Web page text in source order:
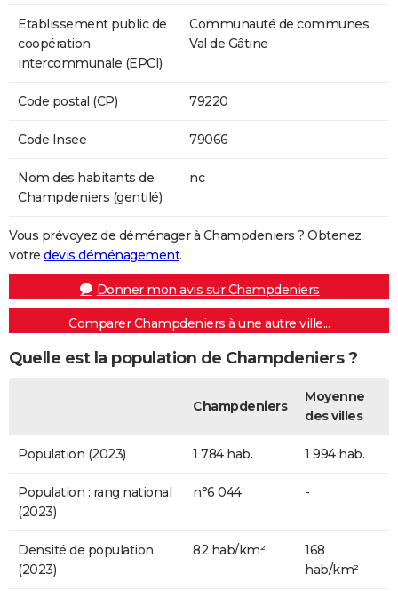
Etablissement public de
coopération
intercommunale (EPCI)
Communauté de communes
Val de Gâtine
Code postal (CP) 79220
Code Insee 79066
Nom des habitants de
Champdeniers (gentilé)
nc
Vous prévoyez de déménager à Champdeniers ? Obtenez
votre devis déménagement.
Donner mon avis sur Champdeniers
Comparer Champdeniers à une autre ville...
Quelle est la population de Champdeniers ?
Champdeniers
Moyenne
des villes
Population (2023) 1 784 hab. 1 994 hab.
Population : rang national
(2023)
n°6 044 -
Densité de population
(2023)
82 hab/km²
168
hab/km²